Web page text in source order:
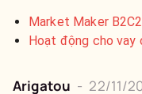
Market Maker
Hoạt động cho vay
Arigatou - 22/11/